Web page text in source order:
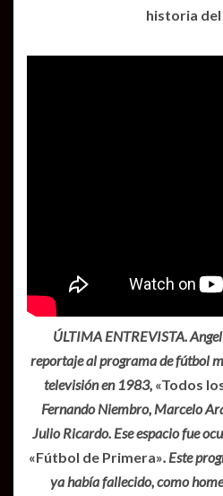
historia del
ÚLTIMA ENTREVISTA.
reportaje al programa de fútbol
televisión en 1983, «Todos
Fernando Niembro, Marcelo
Julio Ricardo. Ese espacio fue
«Fútbol de Primera». Este
ya había fallecido, como